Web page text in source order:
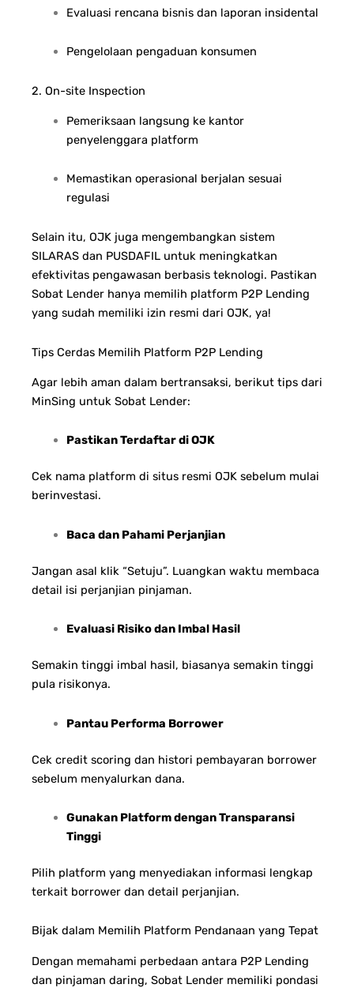
Evaluasi rencana bisnis dan laporan insidental
Pengelolaan pengaduan konsumen
2. On-site Inspection
Pemeriksaan langsung ke kantor
penyelenggara platform
Memastikan operasional berjalan sesuai
regulasi
Selain itu, OJK juga mengembangkan sistem
SILARAS dan PUSDAFIL untuk meningkatkan
efektivitas pengawasan berbasis teknologi. Pastikan
Sobat Lender hanya memilih platform P2P Lending
yang sudah memiliki izin resmi dari OJK, ya!
Tips Cerdas Memilih Platform P2P Lending
Agar lebih aman dalam bertransaksi, berikut tips dari
MinSing untuk Sobat Lender:
Pastikan Terdaftar di OJK
Cek nama platform di situs resmi OJK sebelum mulai
berinvestasi.
Baca dan Pahami Perjanjian
Jangan asal klik “Setuju”. Luangkan waktu membaca
detail isi perjanjian pinjaman.
Evaluasi Risiko dan Imbal Hasil
Semakin tinggi imbal hasil, biasanya semakin tinggi
pula risikonya.
Pantau Performa Borrower
Cek credit scoring dan histori pembayaran borrower
sebelum menyalurkan dana.
Gunakan Platform dengan Transparansi
Tinggi
Pilih platform yang menyediakan informasi lengkap
terkait borrower dan detail perjanjian.
Bijak dalam Memilih Platform Pendanaan yang Tepat
Dengan memahami perbedaan antara P2P Lending
dan pinjaman daring, Sobat Lender memiliki pondasi